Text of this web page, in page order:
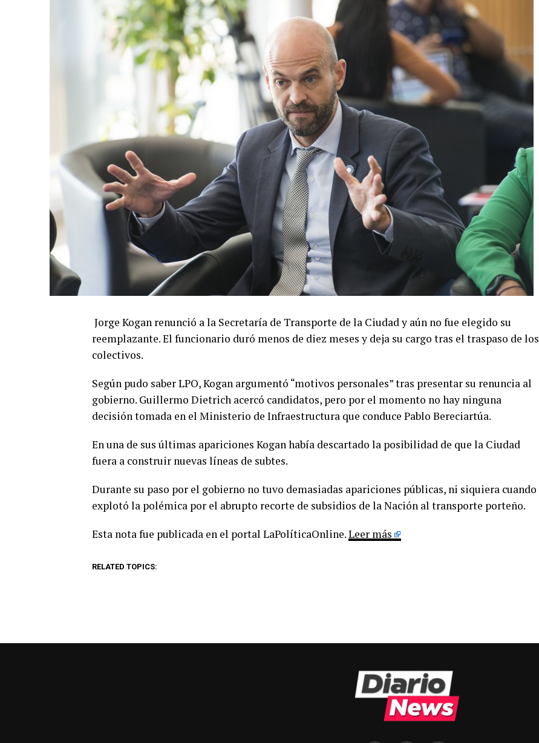
Jorge Kogan renunció a la Secretaría de Transporte de la Ciudad y aún no fue elegido su
reemplazante. El funcionario duró menos de diez meses y deja su cargo tras el traspaso de los
colectivos.
Según pudo saber LPO, Kogan argumentó “motivos personales” tras presentar su renuncia al
gobierno. Guillermo Dietrich acercó candidatos, pero por el momento no hay ninguna
decisión tomada en el Ministerio de Infraestructura que conduce Pablo Bereciartúa.
En una de sus últimas apariciones Kogan había descartado la posibilidad de que la Ciudad
fuera a construir nuevas líneas de subtes.
Durante su paso por el gobierno no tuvo demasiadas apariciones públicas, ni siquiera cuando
explotó la polémica por el abrupto recorte de subsidios de la Nación al transporte porteño.
Esta nota fue publicada en el portal LaPolíticaOnline.Leer más
RELATED TOPICS: